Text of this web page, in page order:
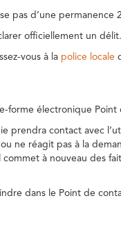
pas d’une permanence
officiellement un délit.
vous à la police locale
forme électronique Point
prendra contact avec
ne réagit pas à la
à nouveau des
dans le Point de